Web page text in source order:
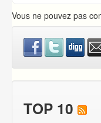
Vous ne pouvez pas
TOP 10